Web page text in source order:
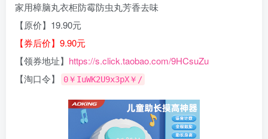
家用樟脑丸衣柜防霉防虫丸芳香去味
【原价】19.90元
【券后价】9.90元
【领券地址】 https://s.click.taobao.com/9HCsuZu
【淘口令】
0￥IuWK2U9x3pX￥/